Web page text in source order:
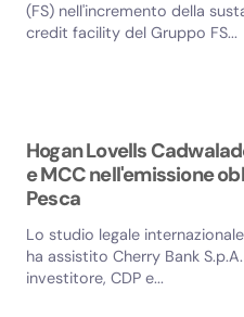
(FS) nell'incremento della
credit facility del Gruppo FS...
Hogan Lovells
e MCC nell'emissione
Pesca
Lo studio legale
ha assistito Cherry Bank
investitore, CDP e...